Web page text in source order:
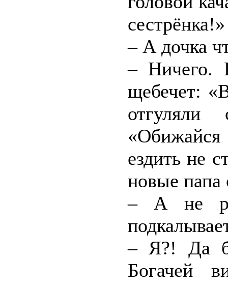
сестрёнка!»
– А дочка
– Ничего.
щебечет:
ездить не
новые
– А не
– Я?! Да
Богачей